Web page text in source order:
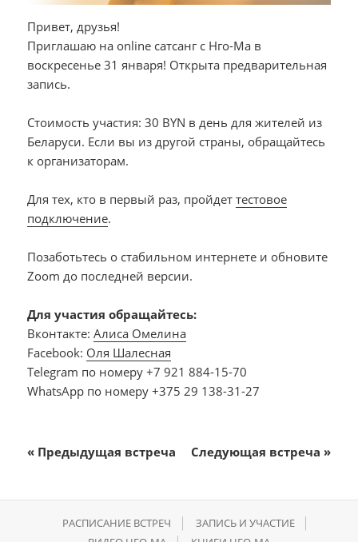
Привет, друзья!
Приглашаю на online сатсанг с Нго-Ма в
воскресенье 31 января! Открыта предварительная
запись.
Стоимость участия: 30 BYN в день для жителей из
Беларуси. Если вы из другой страны, обращайтесь
к организаторам.
Для тех, кто в первый раз, пройдеттестовое
подключение.
Позаботьтесь о стабильном интернете и обновите
Zoom до последней версии.
Для участия обращайтесь:
Вконтакте:Алиса Омелина
Facebook: Оля Шалесная
Telegram по номеру +7 921 884-15-70
WhatsApp по номеру +375 29 138-31-27
Навигация
« Предыдущая встреча Следующая встреча »
РАСПИСАНИЕ ВСТРЕЧ
ЗАПИСЬ И УЧАСТИЕ